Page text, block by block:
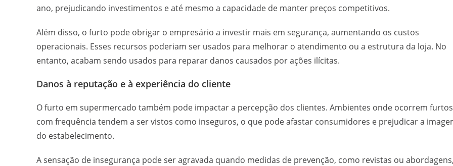
ano, prejudicando investimentos e até mesmo a capacidade de manter preços competitivos.
Além disso, o furto pode obrigar o empresário a investir mais em segurança, aumentando os custos
operacionais. Esses recursos poderiam ser usados para melhorar o atendimento ou a estrutura da loja. No
entanto, acabam sendo usados para reparar danos causados por ações ilícitas.
Danos à reputação e à experiência do cliente
O furto em supermercado também pode impactar a percepção dos clientes. Ambientes onde ocorrem furtos
com frequência tendem a ser vistos como inseguros, o que pode afastar consumidores e prejudicar a
do estabelecimento.
A sensação de insegurança pode ser agravada quando medidas de prevenção, como revistas ou